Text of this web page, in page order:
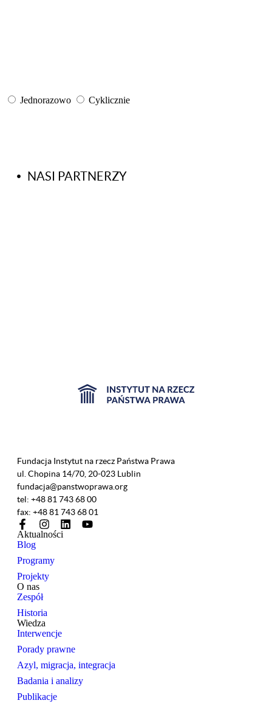
Jednorazowo Cyklicznie
NASI PARTNERZY
Fundacja Instytut na rzecz Państwa Prawa
ul. Chopina 14/70, 20-023 Lublin
fundacja@panstwoprawa.org
tel: +48 81 743 68 00
fax: +48 81 743 68 01
Aktualności
Blog
Programy
Projekty
O nas
Zespół
Historia
Wiedza
Interwencje
Porady prawne
Azyl, migracja, integracja
Badania i analizy
Publikacje